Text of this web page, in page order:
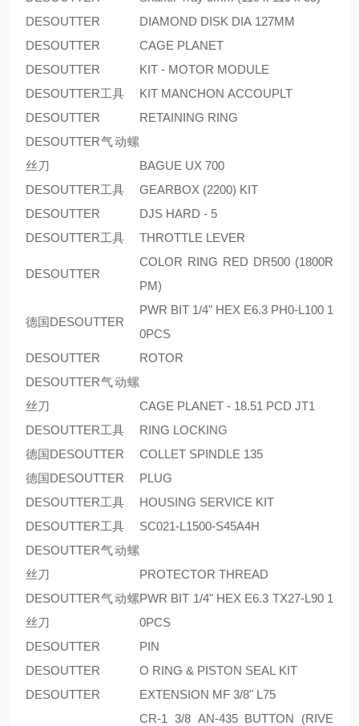
DESOUTTER
DIAMOND DISK DIA 127MM
DESOUTTER
CAGE PLANET
DESOUTTER
KIT - MOTOR MODULE
DESOUTTER工具
KIT MANCHON ACCOUPLT
DESOUTTER
RETAINING RING
DESOUTTER气动螺
丝刀
BAGUE UX 700
DESOUTTER工具
GEARBOX (2200) KIT
DESOUTTER
DJS HARD - 5
DESOUTTER工具
THROTTLE LEVER
DESOUTTER
COLOR RING RED DR500 (1800R
PM)
德国DESOUTTER
PWR BIT 1/4" HEX E6.3 PH0-L100 1
0PCS
DESOUTTER
ROTOR
DESOUTTER气动螺
丝刀
CAGE PLANET - 18.51 PCD JT1
DESOUTTER工具
RING LOCKING
德国DESOUTTER
COLLET SPINDLE 135
德国DESOUTTER
PLUG
DESOUTTER工具
HOUSING SERVICE KIT
DESOUTTER工具
SC021-L1500-S45A4H
DESOUTTER气动螺
丝刀
PROTECTOR THREAD
DESOUTTER气动螺
丝刀
PWR BIT 1/4" HEX E6.3 TX27-L90 1
0PCS
DESOUTTER
PIN
DESOUTTER
O RING & PISTON SEAL KIT
DESOUTTER
EXTENSION MF 3/8" L75
CR-1 3/8 AN-435 BUTTON (RIVE